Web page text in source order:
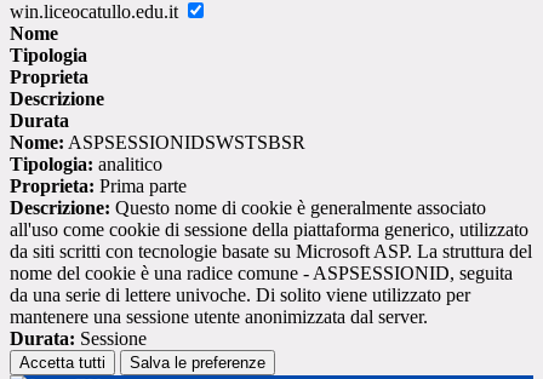
win.liceocatullo.edu.it
Nome
Tipologia
Proprieta
Descrizione
Durata
Nome: ASPSESSIONIDSWSTSBSR
Tipologia: analitico
Proprieta: Prima parte
Descrizione: Questo nome di cookie è generalmente associato
all'uso come cookie di sessione della piattaforma generico, utilizzato
da siti scritti con tecnologie basate su Microsoft ASP. La struttura del
nome del cookie è una radice comune - ASPSESSIONID, seguita
da una serie di lettere univoche. Di solito viene utilizzato per
mantenere una sessione utente anonimizzata dal server.
Durata: Sessione
Accetta tutti Salva le preferenze